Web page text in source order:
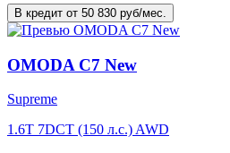
В кредит от 50 830 руб/мес.
OMODA C7 New
Supreme
1.6T 7DCT (150 л.с.) AWD